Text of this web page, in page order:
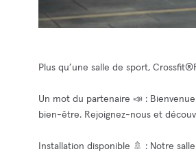
Plus qu’une salle de sport,
Un mot du partenaire 📣 :
bien-être. Rejoignez-nous et
Installation disponible 🚿 : Notre